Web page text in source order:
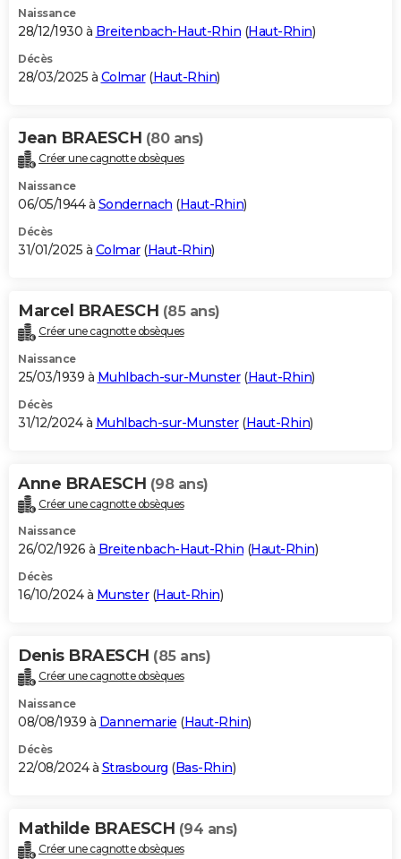
Dictionnaire
Biographies
Citations
Expressions
Proverbes
PROGRAMME TV
S'inscrire
Se connecter
Lycées
Collèges
Primaires
Universités
Entreprises
Service militaire
Avis de recherche
AVIS DE DÉCÈS
Bricolage
Lifestyle
Culture
Sport
Auto
Television
Voyage
Cinema
Naissance
28/12/1930 à Breitenbach-Haut-Rhin (Haut-Rhin)
Décès
28/03/2025 à Colmar(Haut-Rhin)
Jean BRAESCH (80 ans)
Créer une cagnotte obsèques
Naissance
06/05/1944 à Sondernach (Haut-Rhin)
Décès
31/01/2025 à Colmar(Haut-Rhin)
Marcel BRAESCH (85 ans)
Créer une cagnotte obsèques
Naissance
25/03/1939 à Muhlbach-sur-Munster(Haut-Rhin)
Décès
31/12/2024 à Muhlbach-sur-Munster(Haut-Rhin)
Anne BRAESCH (98 ans)
Créer une cagnotte obsèques
Naissance
26/02/1926 à Breitenbach-Haut-Rhin (Haut-Rhin)
Décès
16/10/2024 à Munster(Haut-Rhin)
Denis BRAESCH (85 ans)
Créer une cagnotte obsèques
Naissance
08/08/1939 à Dannemarie (Haut-Rhin)
Décès
22/08/2024 à Strasbourg (Bas-Rhin)
Mathilde BRAESCH (94 ans)
Créer une cagnotte obsèques